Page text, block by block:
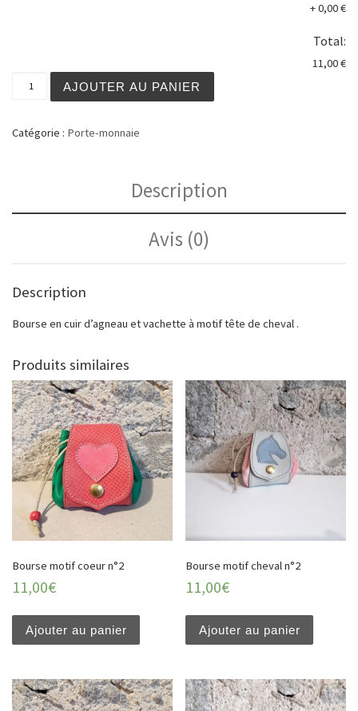
+0,00 €
Total:
11,00 €
AJOUTER AU PANIER
Catégorie : Porte-monnaie
Description
Avis (0)
Description
Bourse en cuir d’agneau et vachette à motif tête de cheval .
Produits similaires
Bourse motif coeur n°2
11,00€
Ajouter au panier
Bourse motif cheval n°2
11,00€
Ajouter au panier